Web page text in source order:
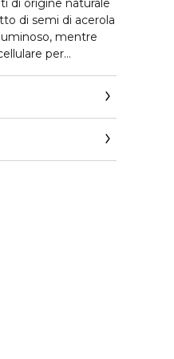
di origine naturale
di semi di acerola
mentre
per
I segni della
trattamento
liquido